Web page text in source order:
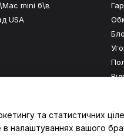
mini б\в
USA
та статистичних
налаштуваннях вашого